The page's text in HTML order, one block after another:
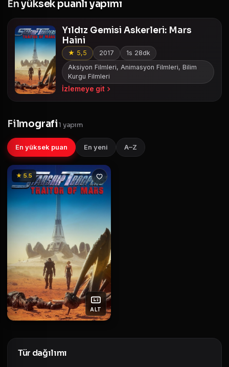
En yüksek puanlı yapımı
Yıldız Gemisi Askerleri: Mars
Haini
★ 5,5 2017
1s 28dk
Aksiyon Filmleri, Animasyon Filmleri, Bilim
Kurgu Filmleri
İzlemeye git
Filmografi1 yapım
En yüksek puan En yeni A–Z
★ 5.5
ALT
Tür dağılımı